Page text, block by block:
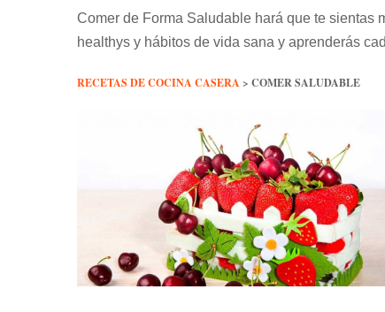
Comer de Forma Saludable hará que te sientas
healthys y hábitos de vida sana y aprenderás
RECETAS DE COCINA CASERA > COMER SALUDABLE